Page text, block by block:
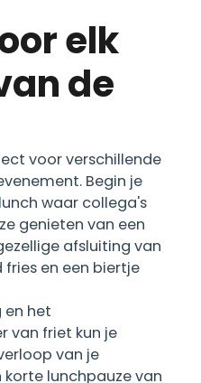
de
voor verschillende
Begin je
waar collega's
genieten van een
afsluiting van
en een biertje
en het
van friet kun je
van je
korte lunchpauze van